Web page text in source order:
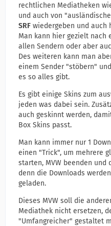
rechtlichen Mediatheken
und auch von
SRF wiedergeben und auch
Man kann hier gezielt nach
allen Sendern oder aber
Des weiteren kann man
einem Sender "stöbern"
es so alles gibt.
Es gibt einige Skins zum
jeden was dabei sein.
auch geskinnt werden,
Box Skins passt.
Man kann immer nur 1
einen "Trick", um mehrere
starten, MVW beenden
denn die Downloads
geladen.
Dieses MVW soll die
Mediathek nicht ersetzen,
"Umfangreicher" gestaltet